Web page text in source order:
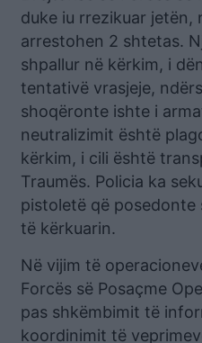
duke iu rrezikuar jetën,
arrestohen 2 shtetas.
shpallur në kërkim, i
tentativë vrasjeje,
shoqëronte ishte i
neutralizimit është
kërkim, i cili është
Traumës. Policia ka
pistoletë që
të kërkuarin.
Në vijim të
Forcës së Posaçme
pas shkëmbimit të
koordinimit të